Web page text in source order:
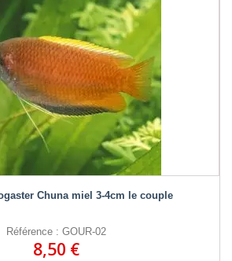
Chuna miel 3-4cm le couple
Référence : GOUR-02
8,50 €